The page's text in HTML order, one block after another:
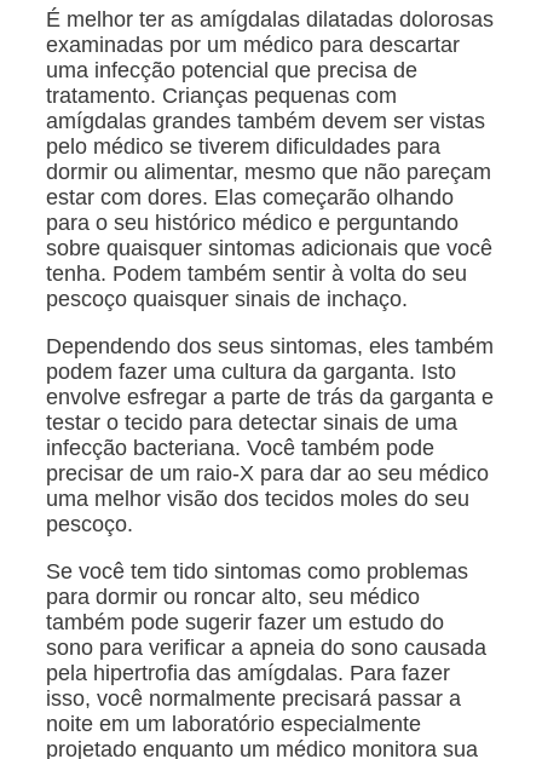
É melhor ter as amígdalas dilatadas dolorosas
examinadas por um médico para descartar
uma infecção potencial que precisa de
tratamento. Crianças pequenas com
amígdalas grandes também devem ser vistas
pelo médico se tiverem dificuldades para
dormir ou alimentar, mesmo que não pareçam
estar com dores. Elas começarão olhando
para o seu histórico médico e perguntando
sobre quaisquer sintomas adicionais que você
tenha. Podem também sentir à volta do seu
pescoço quaisquer sinais de inchaço.
Dependendo dos seus sintomas, eles também
podem fazer uma cultura da garganta. Isto
envolve esfregar a parte de trás da garganta e
testar o tecido para detectar sinais de uma
infecção bacteriana. Você também pode
precisar de um raio-X para dar ao seu médico
uma melhor visão dos tecidos moles do seu
pescoço.
Se você tem tido sintomas como problemas
para dormir ou roncar alto, seu médico
também pode sugerir fazer um estudo do
sono para verificar a apneia do sono causada
pela hipertrofia das amígdalas. Para fazer
isso, você normalmente precisará passar a
noite em um laboratório especialmente
projetado enquanto um médico monitora sua